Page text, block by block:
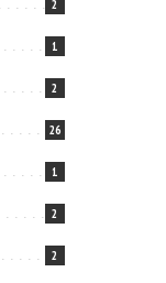
2
1
2
26
1
2
2